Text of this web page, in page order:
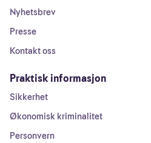
Nyhetsbrev
Presse
Kontakt oss
Praktisk informasjon
Sikkerhet
Økonomisk kriminalitet
Personvern